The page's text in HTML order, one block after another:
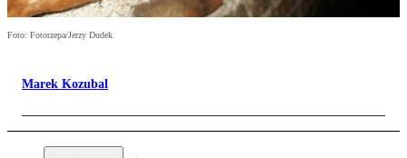
Foto: Fotorzepa/Jerzy Dudek
Marek Kozubal